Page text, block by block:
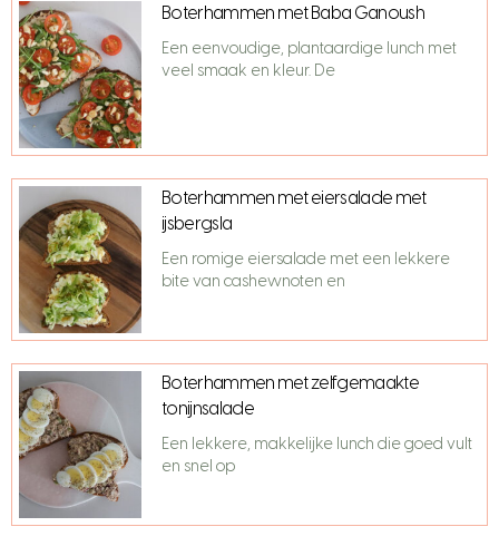
Boterhammen met Baba Ganoush
Een eenvoudige, plantaardige lunch met
veel smaak en kleur. De
Boterhammen met eiersalade met
ijsbergsla
Een romige eiersalade met een lekkere
bite van cashewnoten en
Boterhammen met zelfgemaakte
tonijnsalade
Een lekkere, makkelijke lunch die goed vult
en snel op